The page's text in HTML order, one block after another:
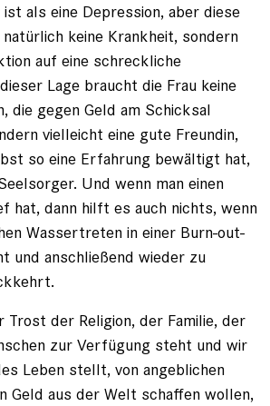
als eine Depression, aber diese
keine Krankheit, sondern
auf eine schreckliche
Lage braucht die Frau keine
die gegen Geld am Schicksal
vielleicht eine gute Freundin,
so eine Erfahrung bewältigt hat,
Und wenn man einen
hat, dann hilft es auch nichts, wenn
Wassertreten in einer Burn-out-
und anschließend wieder zu
Trost der Religion, der Familie, der
zur Verfügung steht und wir
Leben stellt, von angeblichen
Geld aus der Welt schaffen wollen,